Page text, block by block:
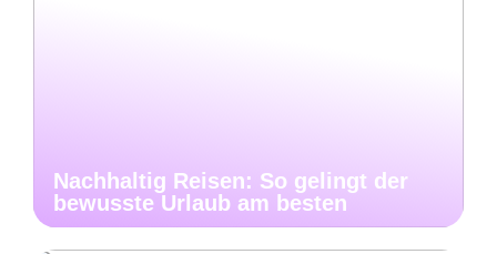
Nachhaltig Reisen: So gelingt der
bewusste Urlaub am besten